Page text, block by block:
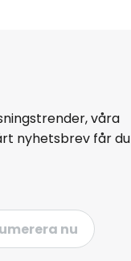
våra
nyhetsbrev får du
nu